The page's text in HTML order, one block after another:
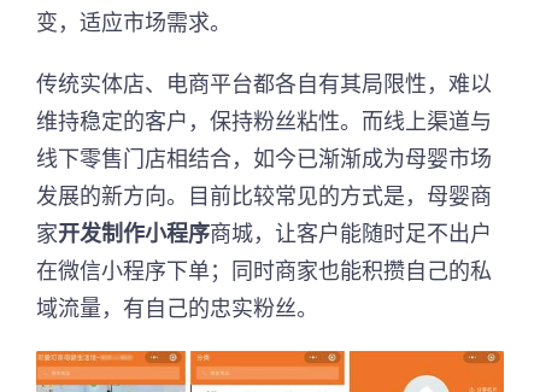
变，适应市场需求。
传统实体店、电商平台都各自有其局限性，难以
维持稳定的客户，保持粉丝粘性。而线上渠道与
线下零售门店相结合，如今已渐渐成为母婴市场
发展的新方向。目前比较常见的方式是，母婴商
家开发制作小程序商城，让客户能随时足不出户
在微信小程序下单；同时商家也能积攒自己的私
域流量，有自己的忠实粉丝。